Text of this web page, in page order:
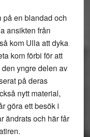
på en blandad och
ansikten från
kom Ulla att dyka
kom förbi för att
yngre delen av
på deras
nytt material,
göra ett besök i
ändrats och här får